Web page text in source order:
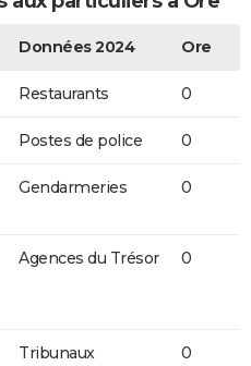
Données 2024 Ore
Restaurants 0
Postes de police 0
Gendarmeries 0
Agences du Trésor 0
Tribunaux 0